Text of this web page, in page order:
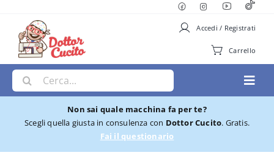
contenuto
Accedi / Registrati
Carrello
Cerca
per:
Macchine per Cucire
Ricamatrici
Non sai quale macchina fa per te?
Scegli quella giusta in consulenza con Dottor Cucito. Gratis.
Fai il questionario